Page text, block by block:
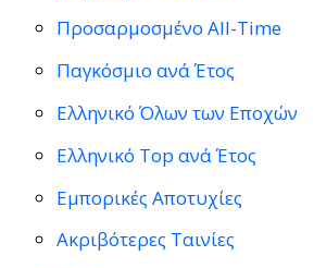
Προσαρμοσμένο All-Time
Παγκόσμιο ανά Έτος
Ελληνικό Όλων των Εποχών
Ελληνικό Top ανά Έτος
Εμπορικές Αποτυχίες
Ακριβότερες Ταινίες